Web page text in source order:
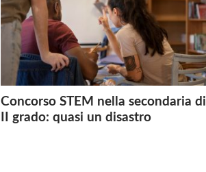
Concorso STEM nella secondaria di
II grado: quasi un disastro